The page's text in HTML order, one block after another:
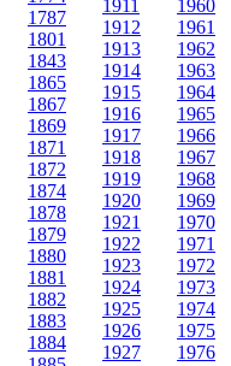
1787
1801
1843
1865
1867
1869
1871
1872
1874
1878
1879
1880
1881
1882
1883
1884
1911
1912
1913
1914
1915
1916
1917
1918
1919
1920
1921
1922
1923
1924
1925
1926
1927
1960
1961
1962
1963
1964
1965
1966
1967
1968
1969
1970
1971
1972
1973
1974
1975
1976